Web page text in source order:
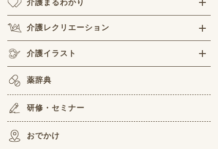
介護まるわかり
介護レクリエーション
介護イラスト
薬辞典
研修・セミナー
おでかけ